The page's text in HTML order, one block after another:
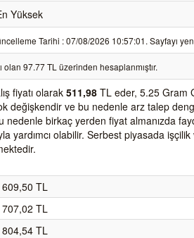
Yüksek
Tarihi : 07/08/2026 10:57:01. Sayfayı
97.77 TL üzerinden hesaplanmıştır.
fiyatı olarak 511,98 TL eder, 5.25 Gram
değişkendir ve bu nedenle arz talep
nedenle birkaç yerden fiyat almanızda
yardımcı olabilir. Serbest piyasada işçilik
609,50 TL
707,02 TL
804,54 TL